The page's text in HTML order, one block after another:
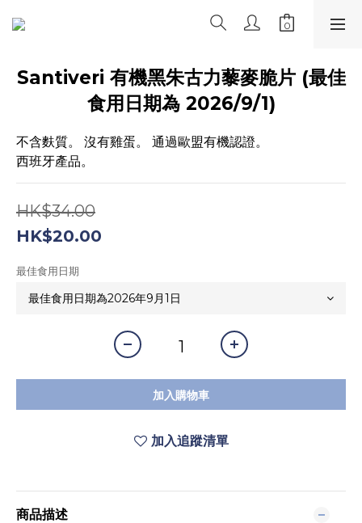
Santiveri 有機黑朱古力藜麥脆片 (最佳
食用日期為 2026/9/1)
不含麩質。 沒有雞蛋。 通過歐盟有機認證。
西班牙產品。
HK$34.00
HK$20.00
最佳食用日期
加入購物車
加入追蹤清單
商品描述